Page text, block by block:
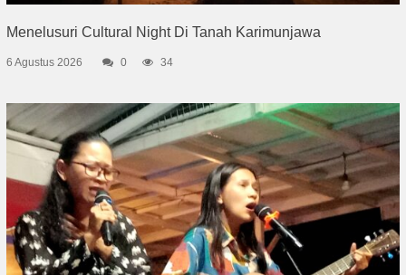
Menelusuri Cultural Night Di Tanah Karimunjawa
6 Agustus 2026 0 34